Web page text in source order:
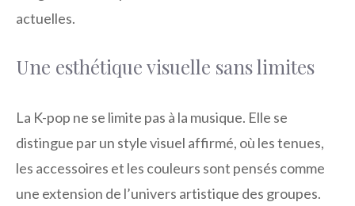
actuelles.
Une esthétique visuelle sans limites
La K-pop ne se limite pas à la musique. Elle se
distingue par un style visuel affirmé, où les tenues,
les accessoires et les couleurs sont pensés comme
une extension de l’univers artistique des groupes.